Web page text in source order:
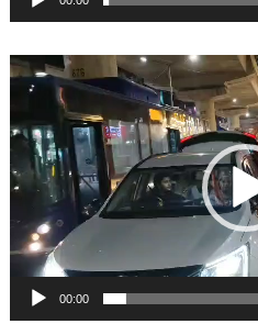
Video
Player
00:00